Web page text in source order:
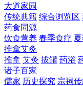
大道家园
传统典籍 综合浏览区
药食同源
饮食营养 春季食疗
推拿艾灸
推拿 艾灸 拔罐 药浴
诸子百家
儒家 历史探究 宗祠